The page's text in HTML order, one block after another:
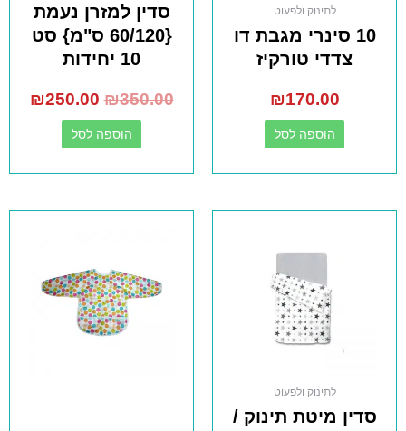
לתינוק ולפעוט
10 סינרי מגבת דו
צדדי טורקיז
₪170.00
הוספה לסל
סדין למזרן נעמת
{60/120 ס"מ} סט
10 יחידות
₪350.00
₪250.00
הוספה לסל
לתינוק ולפעוט
סדין מיטת תינוק /